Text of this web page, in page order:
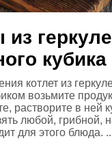
из
кубика
котлет из
возьмите
растворите в ней
любой, грибной,
для этого блюда.